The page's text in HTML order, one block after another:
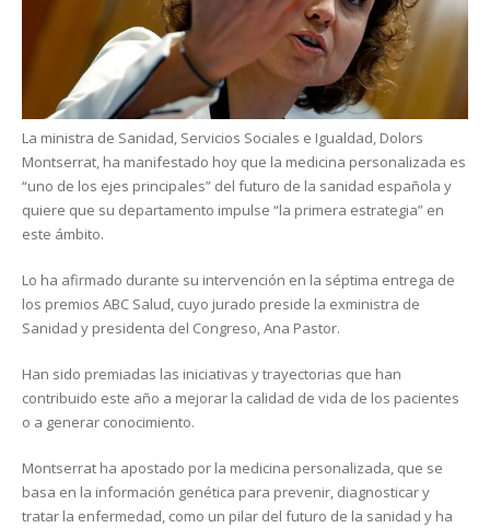
La ministra de Sanidad, Servicios Sociales e Igualdad, Dolors
Montserrat, ha manifestado hoy que la medicina personalizada es
“uno de los ejes principales” del futuro de la sanidad española y
quiere que su departamento impulse “la primera estrategia” en
este ámbito.
Lo ha afirmado durante su intervención en la séptima entrega de
los premios ABC Salud, cuyo jurado preside la exministra de
Sanidad y presidenta del Congreso, Ana Pastor.
Han sido premiadas las iniciativas y trayectorias que han
contribuido este año a mejorar la calidad de vida de los pacientes
o a generar conocimiento.
Montserrat ha apostado por la medicina personalizada, que se
basa en la información genética para prevenir, diagnosticar y
tratar la enfermedad, como un pilar del futuro de la sanidad y ha